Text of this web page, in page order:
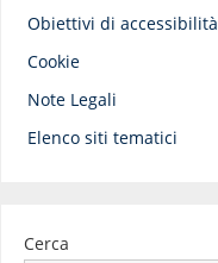
Obiettivi di accessibilità
Cookie
Note Legali
Elenco siti tematici
Cerca